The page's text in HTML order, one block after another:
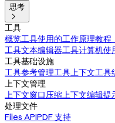
思考

工具
概览工具使用的工作原理教程
工具文本编辑器工具计算机使
工具基础设施
工具参考管理工具上下文工具
上下文管理
上下文窗口压缩上下文编辑提
处理文件
Files APIPDF 支持